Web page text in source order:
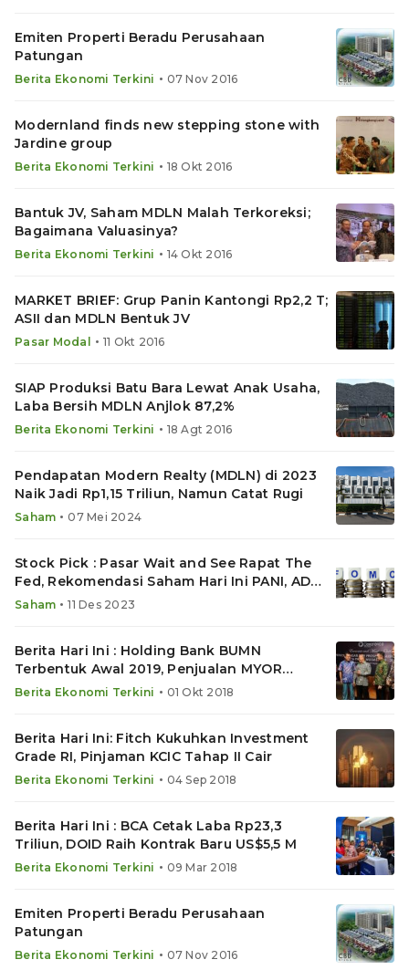
Emiten Properti Beradu Perusahaan
Patungan
Berita Ekonomi Terkini • 07 Nov 2016
Modernland finds new stepping stone with
Jardine group
Berita Ekonomi Terkini • 18 Okt 2016
Bantuk JV, Saham MDLN Malah Terkoreksi;
Bagaimana Valuasinya?
Berita Ekonomi Terkini • 14 Okt 2016
MARKET BRIEF: Grup Panin Kantongi Rp2,2 T;
ASII dan MDLN Bentuk JV
Pasar Modal • 11 Okt 2016
SIAP Produksi Batu Bara Lewat Anak Usaha,
Laba Bersih MDLN Anjlok 87,2%
Berita Ekonomi Terkini • 18 Agt 2016
Pendapatan Modern Realty (MDLN) di 2023
Naik Jadi Rp1,15 Triliun, Namun Catat Rugi
Saham • 07 Mei 2024
Stock Pick : Pasar Wait and See Rapat The
Fed, Rekomendasi Saham Hari Ini PANI, ADMR
dan GOTO
Saham • 11 Des 2023
Berita Hari Ini : Holding Bank BUMN
Terbentuk Awal 2019, Penjualan MYOR
Melonjak
Berita Ekonomi Terkini • 01 Okt 2018
Berita Hari Ini: Fitch Kukuhkan Investment
Grade RI, Pinjaman KCIC Tahap II Cair
Berita Ekonomi Terkini • 04 Sep 2018
Berita Hari Ini : BCA Cetak Laba Rp23,3
Triliun, DOID Raih Kontrak Baru US$5,5 M
Berita Ekonomi Terkini • 09 Mar 2018
Emiten Properti Beradu Perusahaan
Patungan
Berita Ekonomi Terkini • 07 Nov 2016